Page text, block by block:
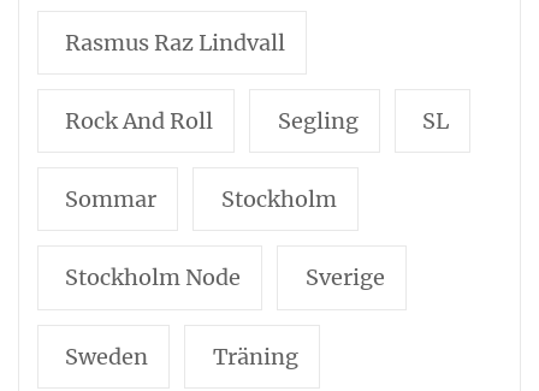
Rasmus Raz Lindvall
Rock And Roll Segling SL
Sommar Stockholm
Stockholm Node Sverige
Sweden Träning